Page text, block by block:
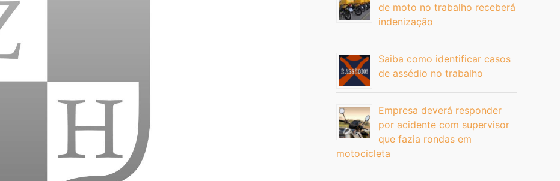
de moto no trabalho receberá
indenização
Saiba como identificar casos
de assédio no trabalho
Empresa deverá responder
por acidente com supervisor
que fazia rondas em
motocicleta